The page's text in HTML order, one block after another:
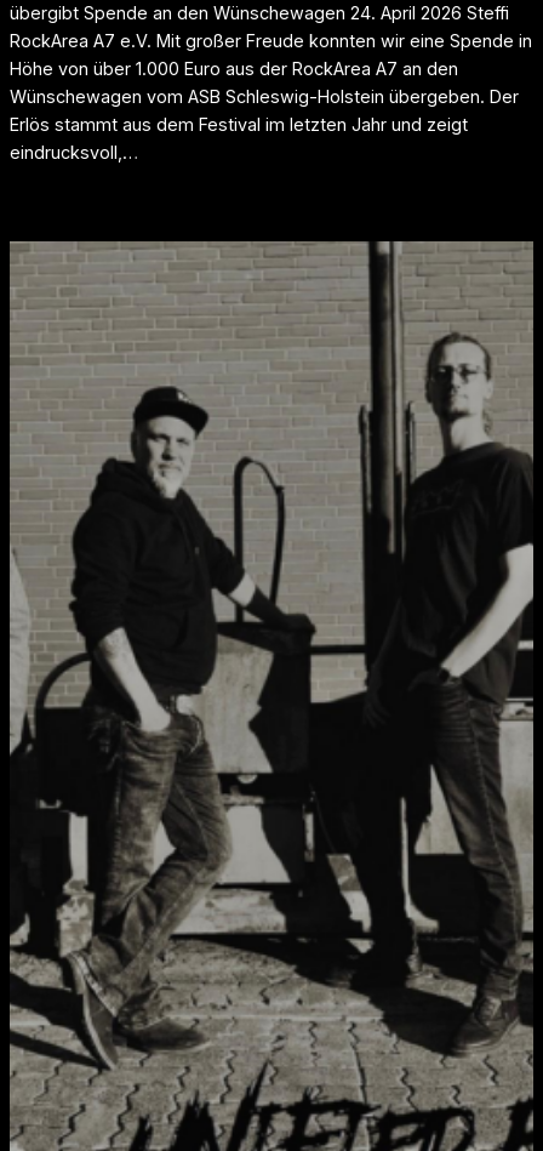
übergibt Spende an den Wünschewagen 24. April 2026 Steffi
RockArea A7 e.V. Mit großer Freude konnten wir eine Spende in
Höhe von über 1.000 Euro aus der RockArea A7 an den
Wünschewagen vom ASB Schleswig-Holstein übergeben. Der
Erlös stammt aus dem Festival im letzten Jahr und zeigt
eindrucksvoll,…